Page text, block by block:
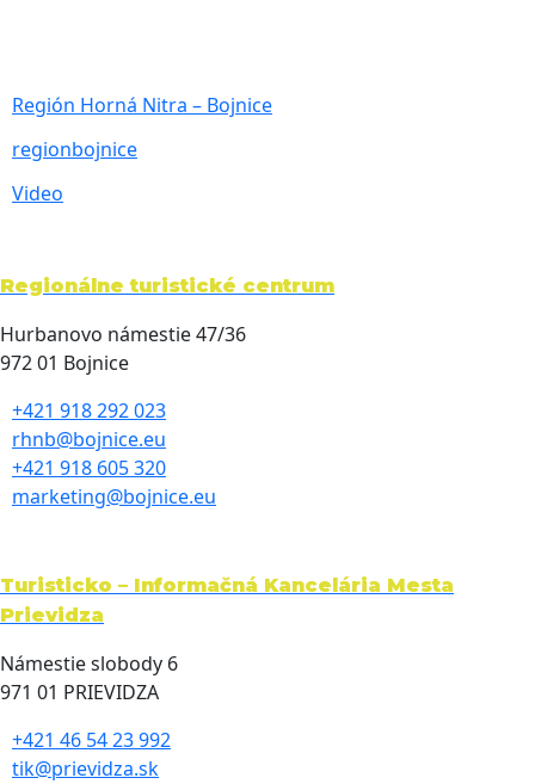
Región Horná Nitra – Bojnice
regionbojnice
Video
Regionálne turistické centrum
Hurbanovo námestie 47/36
972 01 Bojnice
+421 918 292 023
rhnb@bojnice.eu
+421 918 605 320
marketing@bojnice.eu
Turisticko – Informačná Kancelária Mesta
Prievidza
Námestie slobody 6
971 01 PRIEVIDZA
+421 46 54 23 992
tik@prievidza.sk